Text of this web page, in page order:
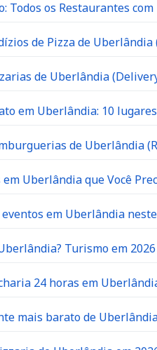
Todos os Restaurantes
de Pizza de
de Uberlândia
em Uberlândia: 10
de Uberlândia
Uberlândia que Você
em Uberlândia
Turismo em 2026
24 horas em
mais barato de